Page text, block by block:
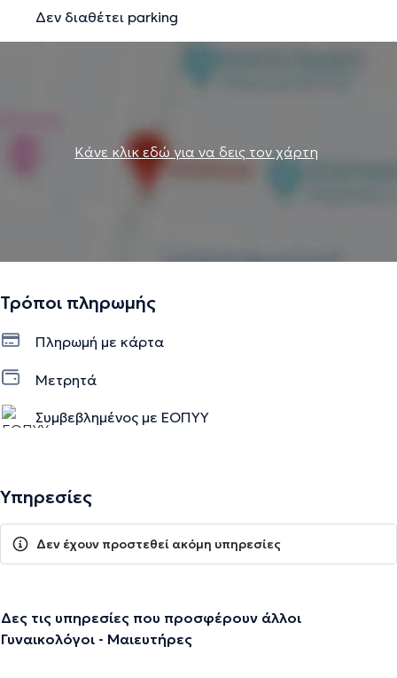
Δεν διαθέτει parking
Κάνε κλικ εδώ για να δεις τον χάρτη
Τρόποι πληρωμής
Πληρωμή με κάρτα
Μετρητά
Συμβεβλημένος με ΕΟΠΥΥ
Υπηρεσίες
Δεν έχουν προστεθεί ακόμη υπηρεσίες
Δες τις υπηρεσίες που προσφέρουν άλλοι
Γυναικολόγοι - Μαιευτήρες